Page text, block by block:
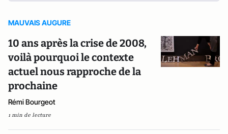
MAUVAIS AUGURE
10 ans après la crise de 2008,
voilà pourquoi le contexte
actuel nous rapproche de la
prochaine
Rémi Bourgeot
1 min de lecture